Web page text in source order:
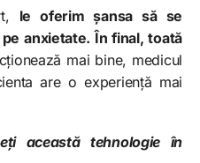
le oferim șansa să se
anxietate. În final, toată
mai bine, medicul
are o experiență mai
această tehnologie în